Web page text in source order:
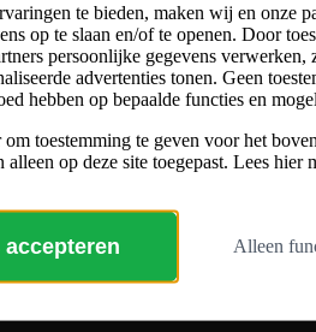
te bieden, maken wij en onze
op te slaan en/of te openen. Door
persoonlijke gegevens
advertenties tonen. Geen
hebben op bepaalde functies en
toestemming te geven voor het
alleen op deze site toegepast. Lees hier
accepteren Alleen